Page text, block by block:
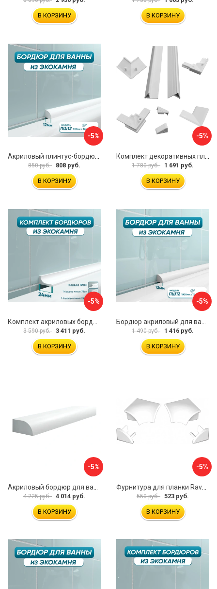
В КОРЗИНУ В КОРЗИНУ
-5%
850 руб. 808 руб.
В КОРЗИНУ
-5%
1 780 руб. 1 691 руб.
В КОРЗИНУ
-5%
3 590 руб. 3 411 руб.
В КОРЗИНУ
-5%
1 490 руб. 1 416 руб.
В КОРЗИНУ
-5%
4 225 руб. 4 014 руб.
В КОРЗИНУ
-5%
550 руб. 523 руб.
В КОРЗИНУ